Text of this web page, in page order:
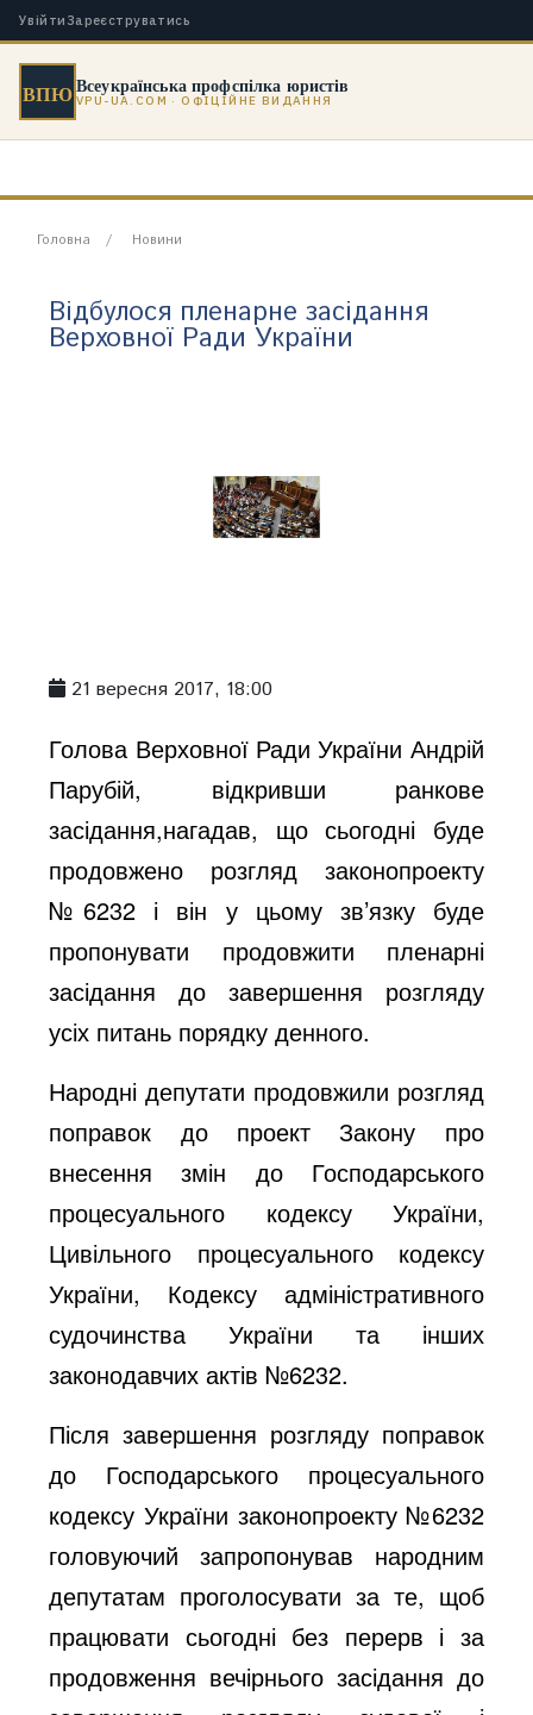
Увійти Зареєструватись
ВПЮВсеукраїнська профспілка юристів
VPU-UA.COM · ОФІЦІЙНЕ ВИДАННЯ
Головна Новини
​Відбулося пленарне засідання
Верховної Ради України
21 вересня 2017, 18:00
Голова Верховної Ради України Андрій
Парубій, відкривши ранкове
засідання,нагадав, що сьогодні буде
продовжено розгляд законопроекту
№6232 і він у цьому зв’язку буде
пропонувати продовжити пленарні
засідання до завершення розгляду
усіх питань порядку денного.
Народні депутати продовжили розгляд
поправок до проект Закону про
внесення змін до Господарського
процесуального кодексу України,
Цивільного процесуального кодексу
України, Кодексу адміністративного
судочинства України та інших
законодавчих актів №6232.
Після завершення розгляду поправок
до Господарського процесуального
кодексу України законопроекту №6232
головуючий запропонував народним
депутатам проголосувати за те, щоб
працювати сьогодні без перерв і за
продовження вечірнього засідання до